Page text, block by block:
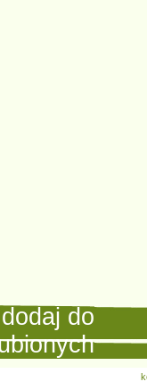
dodaj do